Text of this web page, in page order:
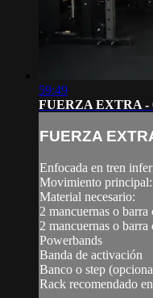
59:49
FUERZA EXTRA -
FUERZA
Enfocada en tren
Movimiento
Material necesario:
2 mancuernas o barra
2 mancuernas o
Powerbands
Banda de activación
Banco o step
Rack recomendado